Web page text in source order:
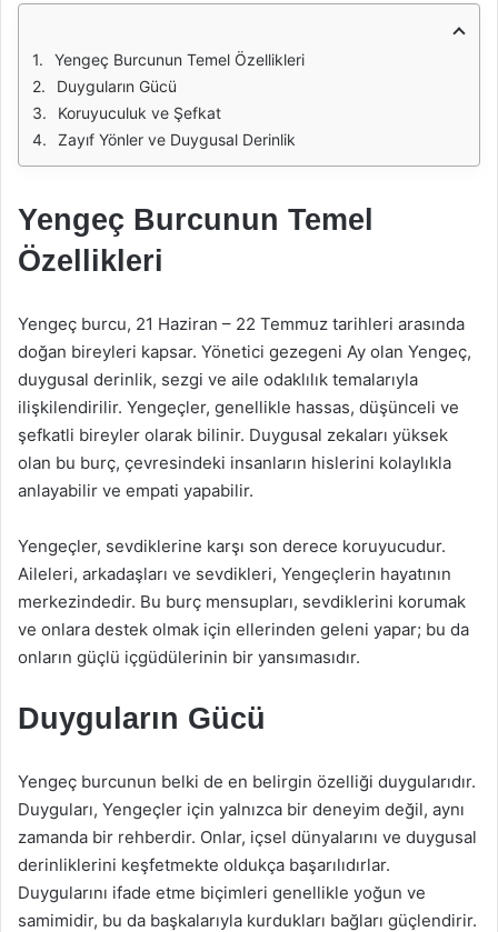
Yengeç Burcunun Temel Özellikleri
Duyguların Gücü
Koruyuculuk ve Şefkat
Zayıf Yönler ve Duygusal Derinlik
Yengeç Burcunun Temel
Özellikleri
Yengeç burcu, 21 Haziran – 22 Temmuz tarihleri arasında
doğan bireyleri kapsar. Yönetici gezegeni Ay olan Yengeç,
duygusal derinlik, sezgi ve aile odaklılık temalarıyla
ilişkilendirilir. Yengeçler, genellikle hassas, düşünceli ve
şefkatli bireyler olarak bilinir. Duygusal zekaları yüksek
olan bu burç, çevresindeki insanların hislerini kolaylıkla
anlayabilir ve empati yapabilir.
Yengeçler, sevdiklerine karşı son derece koruyucudur.
Aileleri, arkadaşları ve sevdikleri, Yengeçlerin hayatının
merkezindedir. Bu burç mensupları, sevdiklerini korumak
ve onlara destek olmak için ellerinden geleni yapar; bu da
onların güçlü içgüdülerinin bir yansımasıdır.
Duyguların Gücü
Yengeç burcunun belki de en belirgin özelliği duygularıdır.
Duyguları, Yengeçler için yalnızca bir deneyim değil, aynı
zamanda bir rehberdir. Onlar, içsel dünyalarını ve duygusal
derinliklerini keşfetmekte oldukça başarılıdırlar.
Duygularını ifade etme biçimleri genellikle yoğun ve
samimidir, bu da başkalarıyla kurdukları bağları güçlendirir.